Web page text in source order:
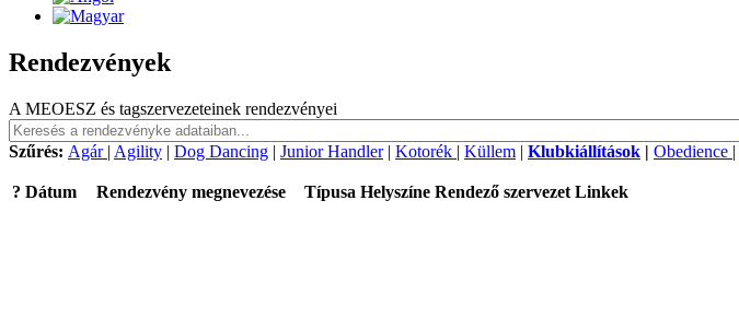
Rendezvények
A MEOESZ és tagszervezeteinek rendezvényei
Szűrés: Agár | Agility | Dog Dancing | Junior Handler| Kotorék | Küllem | Klubkiállítások | Obedience |
? Dátum Rendezvény megnevezése Típusa Helyszíne Rendező szervezet Linkek